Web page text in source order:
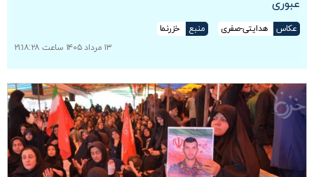
عبوری
عکاس هدایتی-صفری منبع
خزرنما
۱۳ مرداد ۱۴۰۵ ساعت ۲۱:۱۸:۲۸